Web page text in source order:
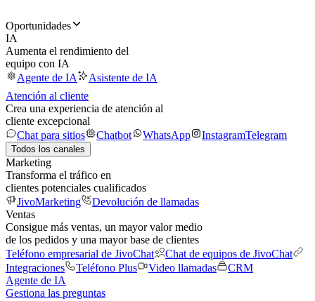
Oportunidades
IA
Aumenta el rendimiento del
equipo con IA
Agente de IA
Asistente de IA
Atención al cliente
Crea una experiencia de atención al
cliente excepcional
Chat para sitios
Chatbot WhatsApp InstagramTelegram
Todos los canales
Marketing
Transforma el tráfico en
clientes potenciales cualificados
JivoMarketing
Devolución de llamadas
Ventas
Consigue más ventas, un mayor valor medio
de los pedidos y una mayor base de clientes
Teléfono empresarial de JivoChat
Chat de equipos de JivoChat
Integraciones
Teléfono Plus Video llamadas
CRM
Agente de IA
Gestiona las preguntas